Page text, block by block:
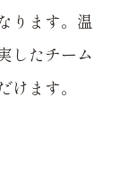
ります。温
したチーム
ます。